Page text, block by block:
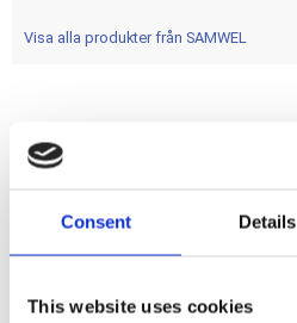
Consent Details
This website uses cookies
Visa alla produkter från SAMWEL
+2" O.S.; CHROME SPRINGS
Dela med dig
F
e